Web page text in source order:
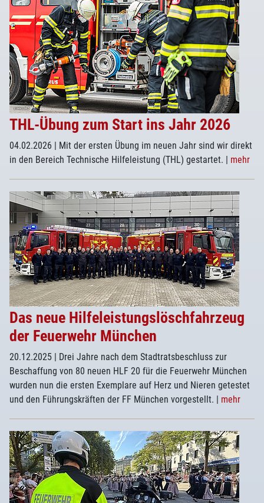
THL-Übung zum Start ins Jahr 2026
04.02.2026 | Mit der ersten Übung im neuen Jahr sind wir direkt
in den Bereich Technische Hilfeleistung (THL) gestartet. | mehr
Das neue Hilfeleistungslöschfahrzeug
der Feuerwehr München
20.12.2025 | Drei Jahre nach dem Stadtratsbeschluss zur
Beschaffung von 80 neuen HLF 20 für die Feuerwehr München
wurden nun die ersten Exemplare auf Herz und Nieren getestet
und den Führungskräften der FF München vorgestellt. | mehr